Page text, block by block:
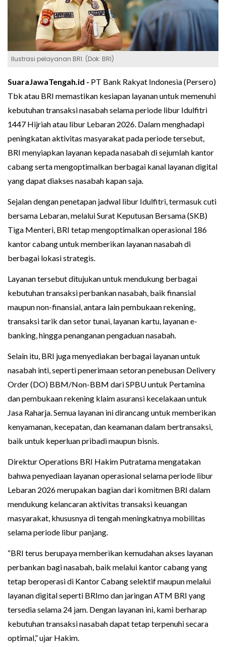
Ilustrasi pelayanan BRI. (Dok: BRI)
SuaraJawaTengah.id - PT Bank Rakyat Indonesia (Persero)
Tbk atau BRI memastikan kesiapan layanan untuk memenuhi
kebutuhan transaksi nasabah selama periode libur Idulfitri
1447 Hijriah atau libur Lebaran 2026. Dalam menghadapi
peningkatan aktivitas masyarakat pada periode tersebut,
BRI menyiapkan layanan kepada nasabah di sejumlah kantor
cabang serta mengoptimalkan berbagai kanal layanan digital
yang dapat diakses nasabah kapan saja.
Sejalan dengan penetapan jadwal libur Idulfitri, termasuk cuti
bersama Lebaran, melalui Surat Keputusan Bersama (SKB)
Tiga Menteri, BRI tetap mengoptimalkan operasional 186
kantor cabang untuk memberikan layanan nasabah di
berbagai lokasi strategis.
Layanan tersebut ditujukan untuk mendukung berbagai
kebutuhan transaksi perbankan nasabah, baik finansial
maupun non-finansial, antara lain pembukaan rekening,
transaksi tarik dan setor tunai, layanan kartu, layanan e-
banking, hingga penanganan pengaduan nasabah.
Selain itu, BRI juga menyediakan berbagai layanan untuk
nasabah inti, seperti penerimaan setoran penebusan Delivery
Order (DO) BBM/Non-BBM dari SPBU untuk Pertamina
dan pembukaan rekening klaim asuransi kecelakaan untuk
Jasa Raharja. Semua layanan ini dirancang untuk memberikan
kenyamanan, kecepatan, dan keamanan dalam bertransaksi,
baik untuk keperluan pribadi maupun bisnis.
Direktur Operations BRI Hakim Putratama mengatakan
bahwa penyediaan layanan operasional selama periode libur
Lebaran 2026 merupakan bagian dari komitmen BRI dalam
mendukung kelancaran aktivitas transaksi keuangan
masyarakat, khususnya di tengah meningkatnya mobilitas
selama periode libur panjang.
“BRI terus berupaya memberikan kemudahan akses layanan
perbankan bagi nasabah, baik melalui kantor cabang yang
tetap beroperasi di Kantor Cabang selektif maupun melalui
layanan digital seperti BRImo dan jaringan ATM BRI yang
tersedia selama 24 jam. Dengan layanan ini, kami berharap
kebutuhan transaksi nasabah dapat tetap terpenuhi secara
optimal,” ujar Hakim.